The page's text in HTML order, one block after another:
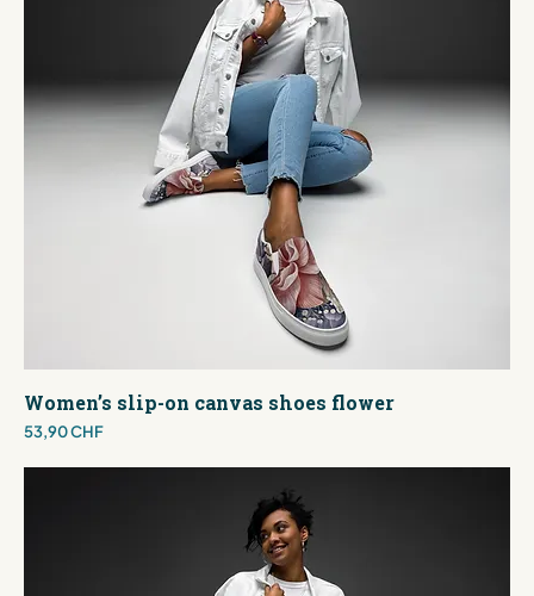
Women’s slip-on canvas shoes flower
Preis
53,90 CHF